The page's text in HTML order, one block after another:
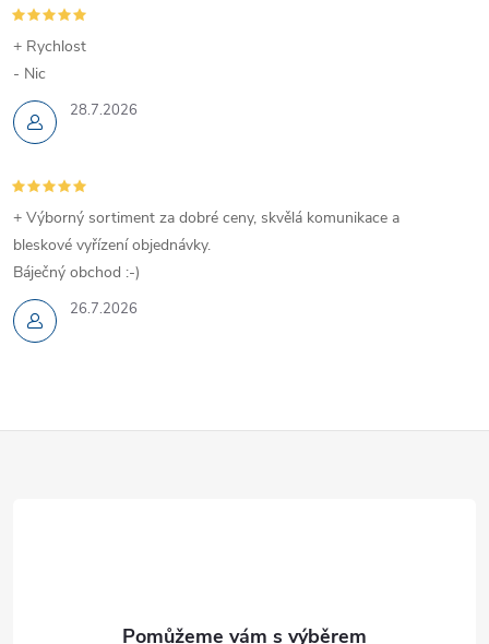
28.7.2026
+ Rychlost
- Nic
26.7.2026
+ Výborný sortiment za dobré ceny, skvělá komunikace a
bleskové vyřízení objednávky.
Báječný obchod :-)